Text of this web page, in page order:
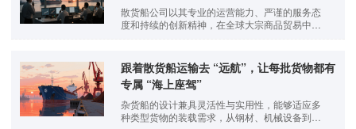
散货船公司以其专业的运营能力、严谨的服务态
度和持续的创新精神，在全球大宗商品贸易中扮
跟着散货船运输去 “远航”，让每批货物都有
专属 “海上座驾”
杂货船的设计兼具灵活性与实用性，能够适应多
种类型货物的装载需求，从钢材、机械设备到袋